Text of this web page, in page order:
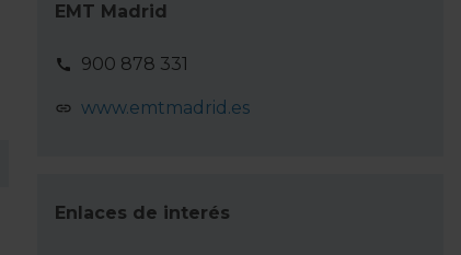
EMT Madrid
900 878 331
www.emtmadrid.es
Enlaces de interés